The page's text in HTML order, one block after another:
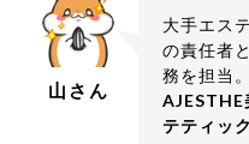
山さん
大手エス
の責任者
務を担当。
AJESTHE
テティッ